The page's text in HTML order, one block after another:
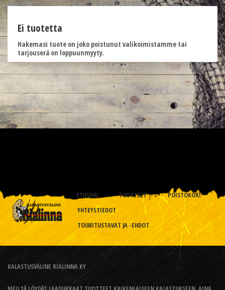
Ei tuotetta
Hakemasi tuote on joko poistunut valikoimistamme tai
tarjouserä on loppuunmyyty.
ETUSIVU TUOTTEET
POISTOKORI
YHTEYSTIEDOT
TOIMITUSTAVAT JA -EHDOT
KALASTUSVÄLINE RIALINNA KY